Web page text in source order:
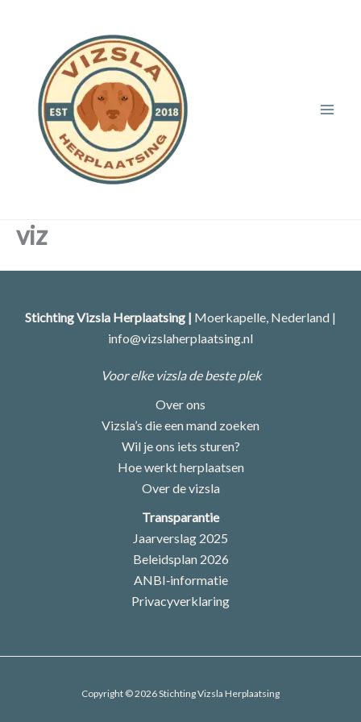
viz
Stichting Vizsla Herplaatsing | Moerkapelle, Nederland |
info@vizslaherplaatsing.nl
Voor elke vizsla de beste plek
Over ons
Vizsla’s die een mand zoeken
Wil je ons iets sturen?
Hoe werkt herplaatsen
Over de vizsla
Transparantie
Jaarverslag 2025
Beleidsplan 2026
ANBI‑informatie
Privacyverklaring
Copyright © 2026 Stichting Vizsla Herplaatsing